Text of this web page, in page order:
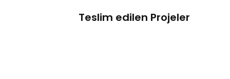
Teslim edilen Projeler